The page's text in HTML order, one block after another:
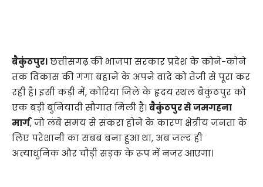
बैकुंठपुर।छत्तीसगढ़ की भाजपा सरकार प्रदेश के कोने-कोने
तक विकास की गंगा बहाने के अपने वादे को तेजी से पूरा कर
रही है। इसी कड़ी में, कोरिया जिले के हृदय स्थल बैकुंठपुर को
एक बड़ी बुनियादी सौगात मिली है।बैकुंठपुर से जमगहना
मार्ग, जो लंबे समय से संकरा होने के कारण क्षेत्रीय जनता के
लिए परेशानी का सबब बना हुआ था, अब जल्द ही
अत्याधुनिक और चौड़ी सड़क के रूप में नजर आएगा।